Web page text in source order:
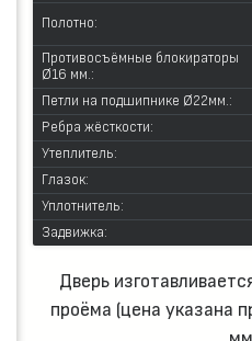
Полотно:
Противосъёмные блокираторы
Ø16 мм.:
Петли на подшипнике Ø22мм.:
Ребра жёсткости:
Утеплитель:
Глазок:
Уплотнитель:
Задвижка:
Дверь
проёма (цена указана